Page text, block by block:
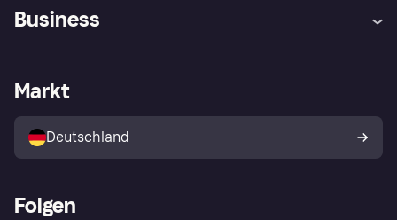
Klarna App
Shops entdecken
Käuferschutzrichtlinie
Dein Widerrufsrecht
Business
Händlerportal
Markt
Deutschland
Folgen